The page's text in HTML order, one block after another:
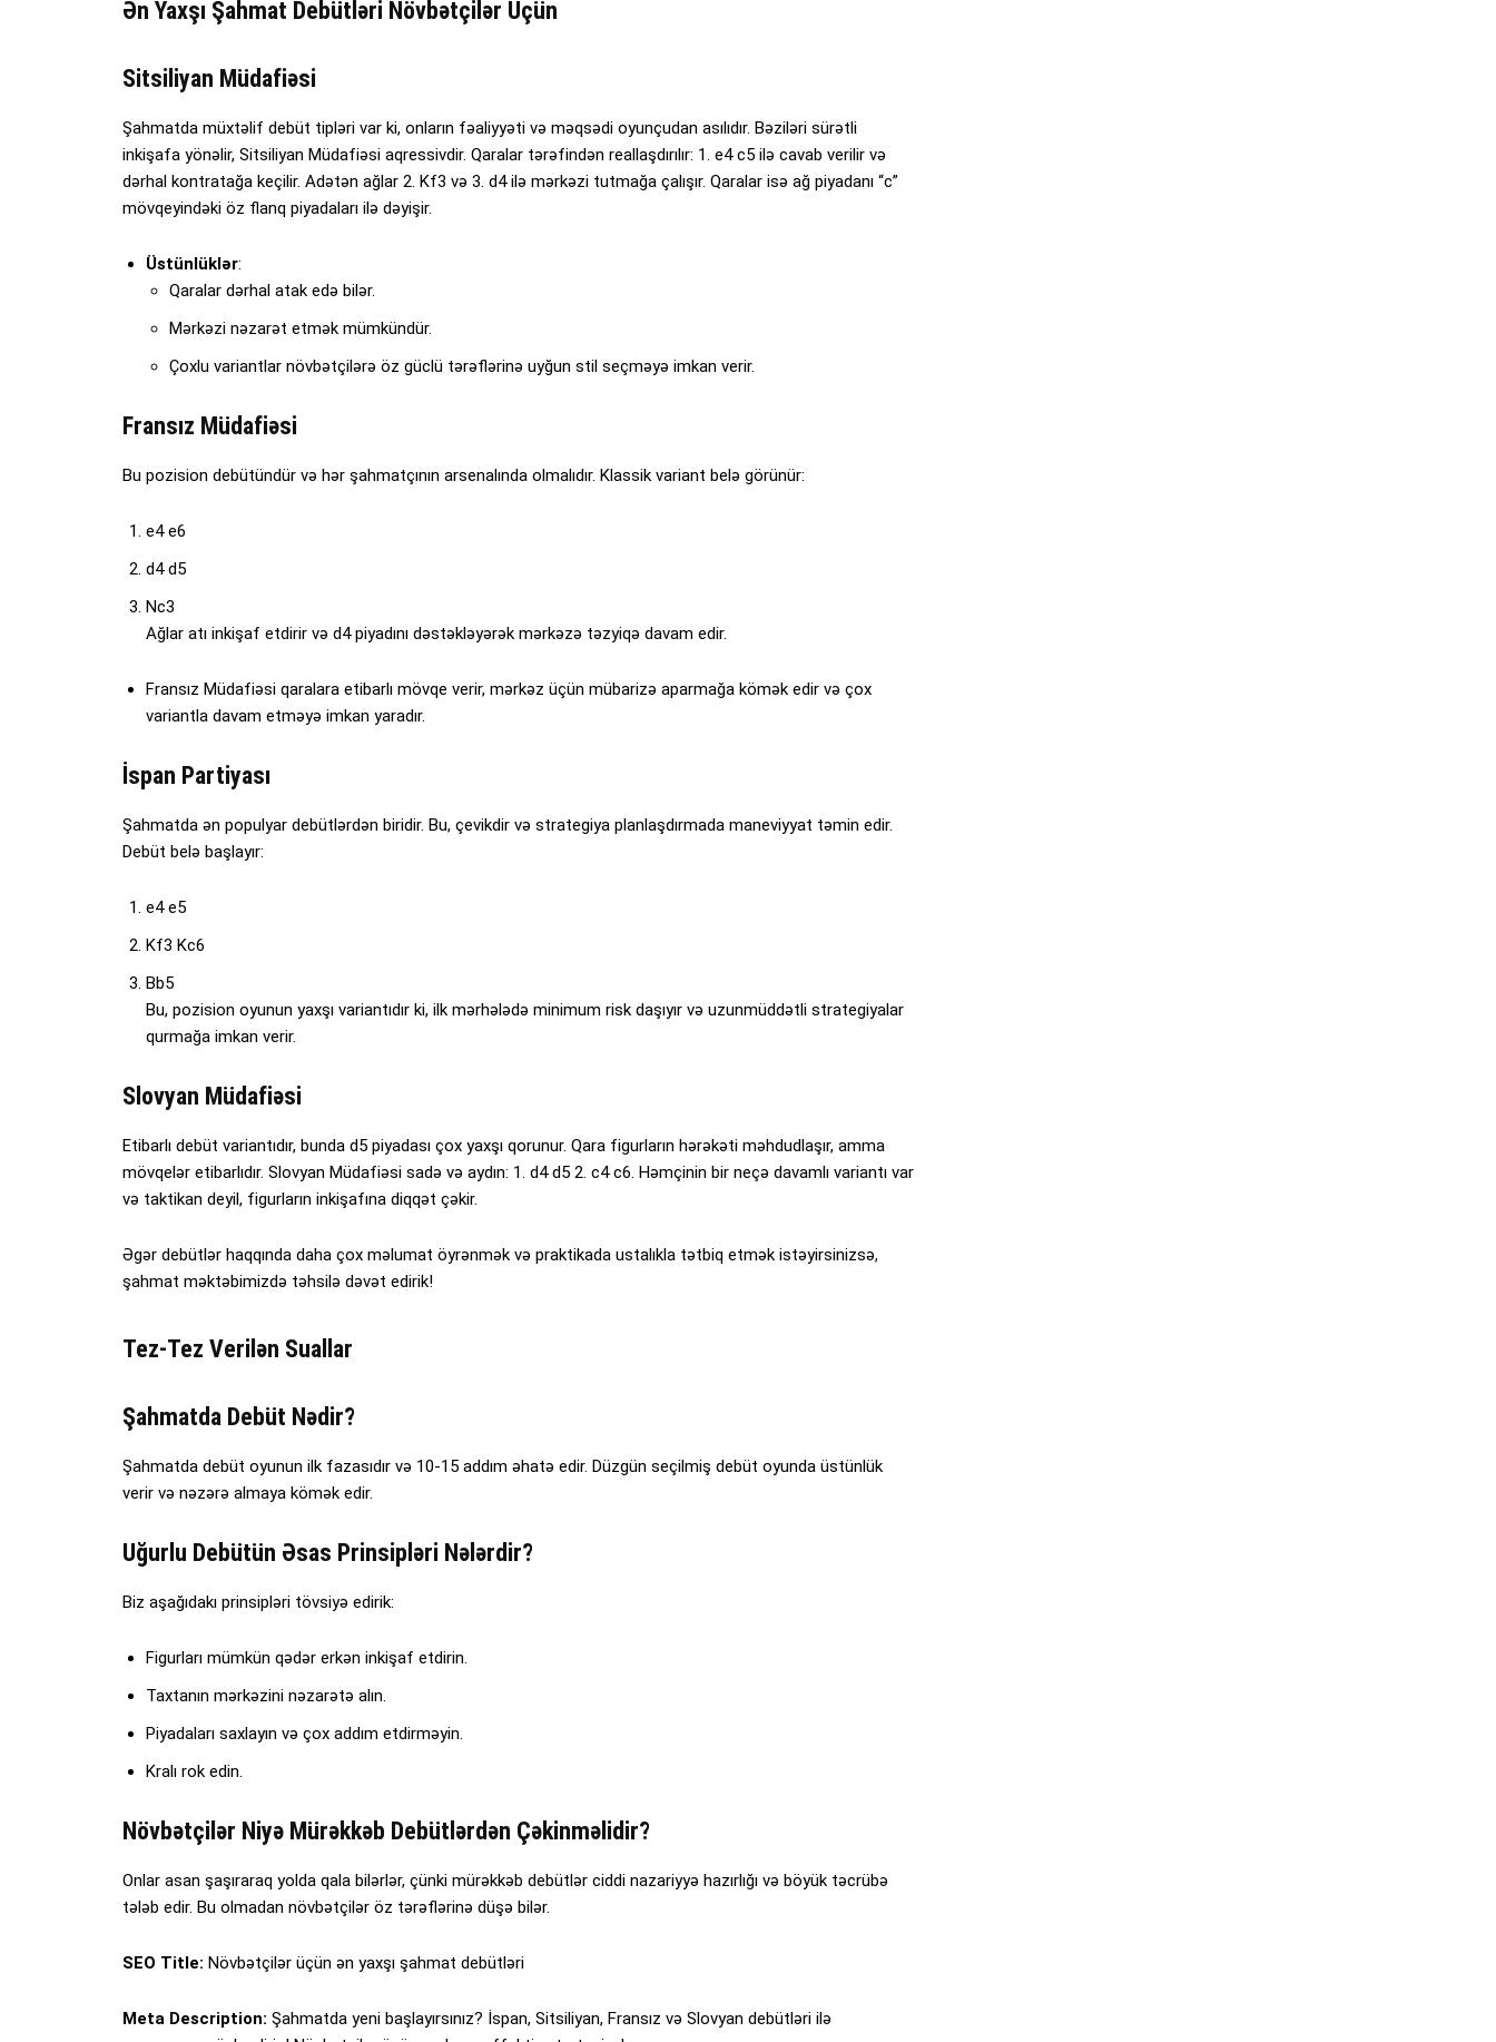
Ən Yaxşı Şahmat Debütləri Növbətçilər Üçün
Sitsiliyan Müdafiəsi
Şahmatda müxtəlif debüt tipləri var ki, onların fəaliyyəti və məqsədi oyunçudan asılıdır. Bəziləri sürətli
inkişafa yönəlir, Sitsiliyan Müdafiəsi aqressivdir. Qaralar tərəfindən reallaşdırılır: 1. e4 c5 ilə cavab verilir və
dərhal kontratağa keçilir. Adətən ağlar 2. Kf3 və 3. d4 ilə mərkəzi tutmağa çalışır. Qaralar isə ağ piyadanı “c”
mövqeyindəki öz flanq piyadaları ilə dəyişir.
Üstünlüklər:
Qaralar dərhal atak edə bilər.
Mərkəzi nəzarət etmək mümkündür.
Çoxlu variantlar növbətçilərə öz güclü tərəflərinə uyğun stil seçməyə imkan verir.
Fransız Müdafiəsi
Bu pozision debütündür və hər şahmatçının arsenalında olmalıdır. Klassik variant belə görünür:
e4 e6
d4 d5
Nc3
Ağlar atı inkişaf etdirir və d4 piyadını dəstəkləyərək mərkəzə təzyiqə davam edir.
Fransız Müdafiəsi qaralara etibarlı mövqe verir, mərkəz üçün mübarizə aparmağa kömək edir və çox
variantla davam etməyə imkan yaradır.
İspan Partiyası
Şahmatda ən populyar debütlərdən biridir. Bu, çevikdir və strategiya planlaşdırmada maneviyyat təmin edir.
Debüt belə başlayır:
e4 e5
Kf3 Kc6
Bb5
Bu, pozision oyunun yaxşı variantıdır ki, ilk mərhələdə minimum risk daşıyır və uzunmüddətli strategiyalar
qurmağa imkan verir.
Slovyan Müdafiəsi
Etibarlı debüt variantıdır, bunda d5 piyadası çox yaxşı qorunur. Qara figurların hərəkəti məhdudlaşır, amma
mövqelər etibarlıdır. Slovyan Müdafiəsi sadə və aydın: 1. d4 d5 2. c4 c6. Həmçinin bir neçə davamlı variantı var
və taktikan deyil, figurların inkişafına diqqət çəkir.
Əgər debütlər haqqında daha çox məlumat öyrənmək və praktikada ustalıkla tətbiq etmək istəyirsinizsə,
şahmat məktəbimizdə təhsilə dəvət edirik!
Tez-Tez Verilən Suallar
Şahmatda Debüt Nədir?
Şahmatda debüt oyunun ilk fazasıdır və 10-15 addım əhatə edir. Düzgün seçilmiş debüt oyunda üstünlük
verir və nəzərə almaya kömək edir.
Uğurlu Debütün Əsas Prinsipləri Nələrdir?
Biz aşağıdakı prinsipləri tövsiyə edirik:
Figurları mümkün qədər erkən inkişaf etdirin.
Taxtanın mərkəzini nəzarətə alın.
Piyadaları saxlayın və çox addım etdirməyin.
Kralı rok edin.
Növbətçilər Niyə Mürəkkəb Debütlərdən Çəkinməlidir?
Onlar asan şaşıraraq yolda qala bilərlər, çünki mürəkkəb debütlər ciddi nazariyyə hazırlığı və böyük təcrübə
tələb edir. Bu olmadan növbətçilər öz tərəflərinə düşə bilər.
SEO Title: Növbətçilər üçün ən yaxşı şahmat debütləri
Meta Description: Şahmatda yeni başlayırsınız? İspan, Sitsiliyan, Fransız və Slovyan debütləri ilə